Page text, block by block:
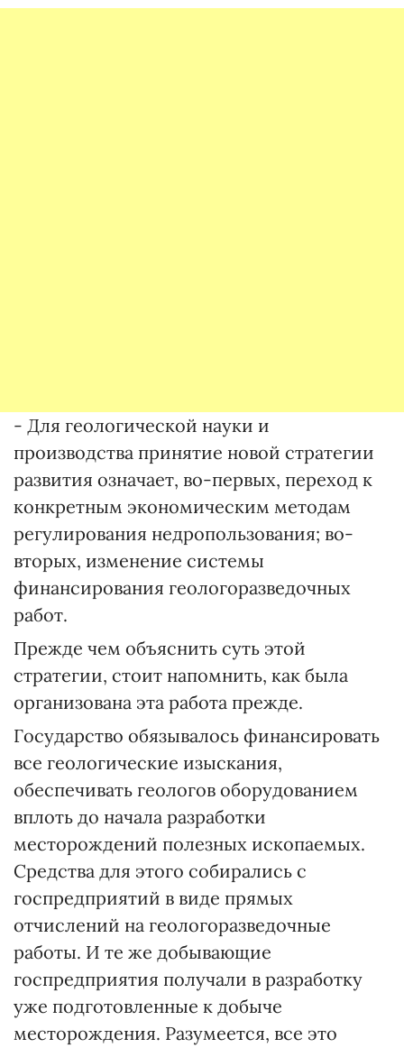
- Для геологической науки и
производства принятие новой стратегии
развития означает, во-первых, переход к
конкретным экономическим методам
регулирования недропользования; во-
вторых, изменение системы
финансирования геологоразведочных
работ.
Прежде чем объяснить суть этой
стратегии, стоит напомнить, как была
организована эта работа прежде.
Государство обязывалось финансировать
все геологические изыскания,
обеспечивать геологов оборудованием
вплоть до начала разработки
месторождений полезных ископаемых.
Средства для этого собирались с
госпредприятий в виде прямых
отчислений на геологоразведочные
работы. И те же добывающие
госпредприятия получали в разработку
уже подготовленные к добыче
месторождения. Разумеется, все это